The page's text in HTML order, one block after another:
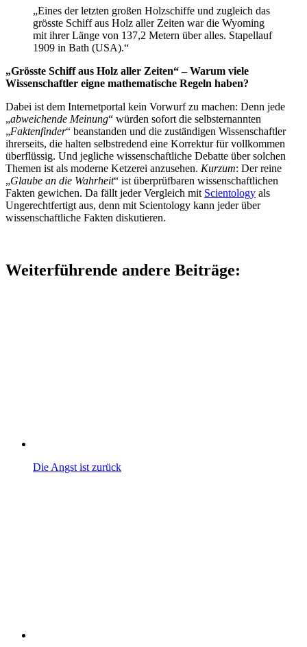
„Eines der letzten großen Holzschiffe und zugleich das
grösste Schiff aus Holz aller Zeiten war die Wyoming
mit ihrer Länge von 137,2 Metern über alles. Stapellauf
1909 in Bath (USA).“
„Grösste Schiff aus Holz aller Zeiten“ – Warum viele
Wissenschaftler eigne mathematische Regeln haben?
Dabei ist dem Internetportal kein Vorwurf zu machen: Denn jede
„abweichende Meinung“ würden sofort die selbsternannten
„Faktenfinder“ beanstanden und die zuständigen Wissenschaftler
ihrerseits, die halten selbstredend eine Korrektur für vollkommen
überflüssig. Und jegliche wissenschaftliche Debatte über solchen
Themen ist als moderne Ketzerei anzusehen. Kurzum: Der reine
„Glaube an die Wahrheit“ ist überprüfbaren wissenschaftlichen
Fakten gewichen. Da fällt jeder Vergleich mit Scientology als
Ungerechtfertigt aus, denn mit Scientology kann jeder über
wissenschaftliche Fakten diskutieren.
Weiterführende andere Beiträge:
Die Angst ist zurück